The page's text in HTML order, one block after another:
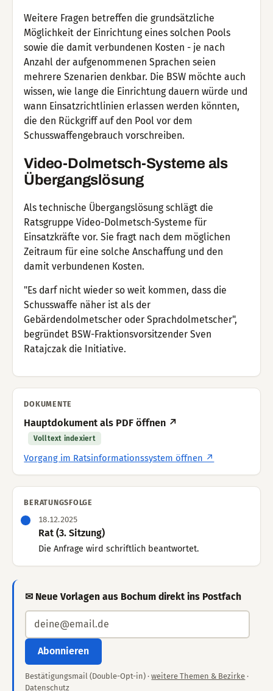
Weitere Fragen betreffen die grundsätzliche
Möglichkeit der Einrichtung eines solchen Pools
sowie die damit verbundenen Kosten - je nach
Anzahl der aufgenommenen Sprachen seien
mehrere Szenarien denkbar. Die BSW möchte auch
wissen, wie lange die Einrichtung dauern würde und
wann Einsatzrichtlinien erlassen werden könnten,
die den Rückgriff auf den Pool vor dem
Schusswaffengebrauch vorschreiben.
Video-Dolmetsch-Systeme als
Übergangslösung
Als technische Übergangslösung schlägt die
Ratsgruppe Video-Dolmetsch-Systeme für
Einsatzkräfte vor. Sie fragt nach dem möglichen
Zeitraum für eine solche Anschaffung und den
damit verbundenen Kosten.
"Es darf nicht wieder so weit kommen, dass die
Schusswaffe näher ist als der
Gebärdendolmetscher oder Sprachdolmetscher",
begründet BSW-Fraktionsvorsitzender Sven
Ratajczak die Initiative.
DOKUMENTE
Hauptdokument als PDF öffnen ↗
Volltext indexiert
Vorgang im Ratsinformationssystem öffnen ↗
BERATUNGSFOLGE
18.12.2025
Rat (3. Sitzung)
Die Anfrage wird schriftlich beantwortet.
✉ Neue Vorlagen aus Bochum direkt ins Postfach
Abonnieren
Bestätigungsmail (Double-Opt-in) ·weitere Themen & Bezirke ·
Datenschutz